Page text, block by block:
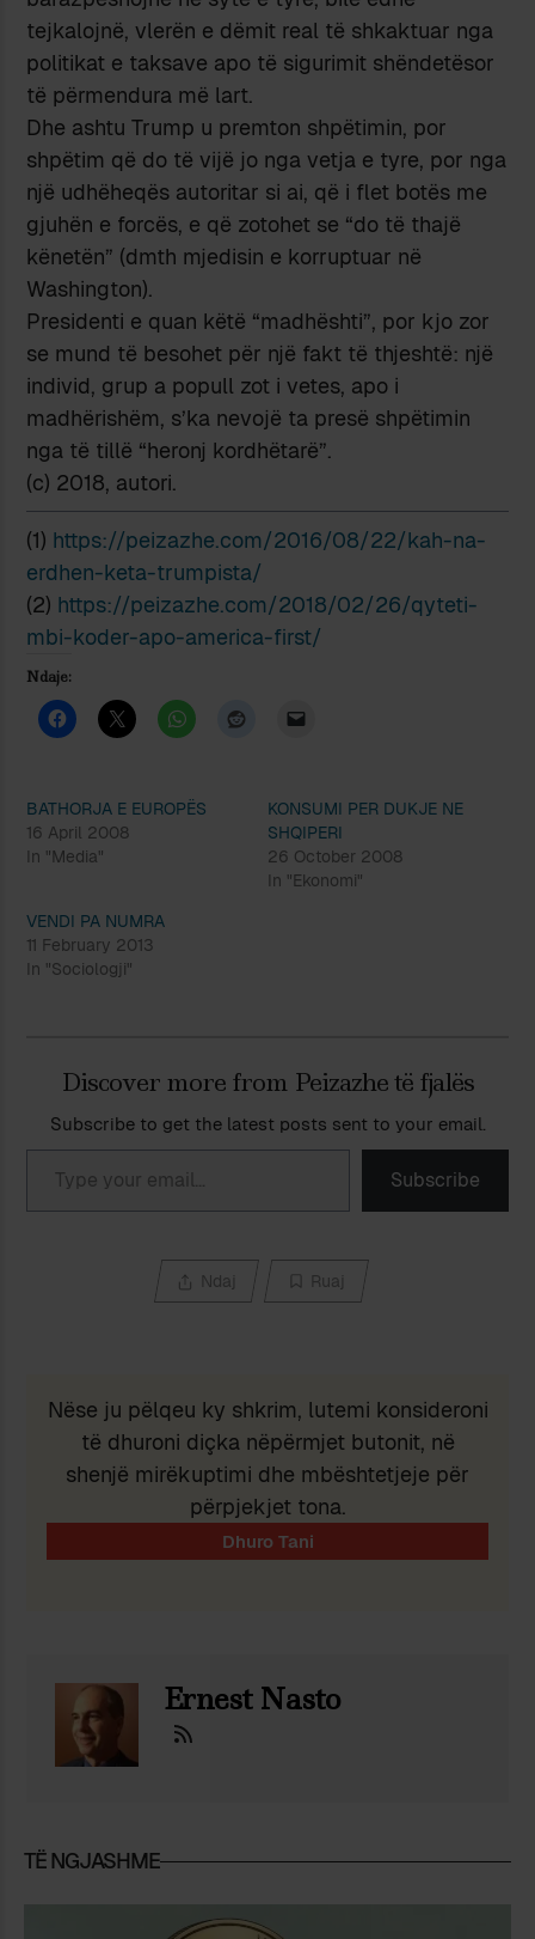
tejkalojnë, vlerën e dëmit real të shkaktuar nga
politikat e taksave apo të sigurimit shëndetësor
të përmendura më lart.
Dhe ashtu Trump u premton shpëtimin, por
shpëtim që do të vijë jo nga vetja e tyre, por nga
një udhëheqës autoritar si ai, që i flet botës me
gjuhën e forcës, e që zotohet se “do të thajë
kënetën” (dmth mjedisin e korruptuar në
Washington).
Presidenti e quan këtë “madhështi”, por kjo zor
se mund të besohet për një fakt të thjeshtë: një
individ, grup a popull zot i vetes, apo i
madhërishëm, s’ka nevojë ta presë shpëtimin
nga të tillë “heronj kordhëtarë”.
(c) 2018, autori.
(1) https://peizazhe.com/2016/08/22/kah-na-
erdhen-keta-trumpista/
(2) https://peizazhe.com/2018/02/26/qyteti-
mbi-koder-apo-america-first/
Ndaje:
BATHORJA E EUROPËS
16 April 2008
In "Media"
KONSUMI PER DUKJE NE
SHQIPERI
26 October 2008
In "Ekonomi"
VENDI PA NUMRA
11 February 2013
In "Sociologji"
Discover more from Peizazhe të fjalës
Subscribe to get the latest posts sent to your email.
Type your email…
Subscribe
Ndaj Ruaj
Nëse ju pëlqeu ky shkrim, lutemi konsideroni
të dhuroni diçka nëpërmjet butonit, në
shenjë mirëkuptimi dhe mbështetjeje për
përpjekjet tona.
Ernest Nasto
TË NGJASHME